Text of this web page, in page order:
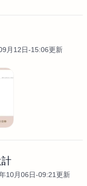
月12日-15:06更新
10月06日-09:21更新